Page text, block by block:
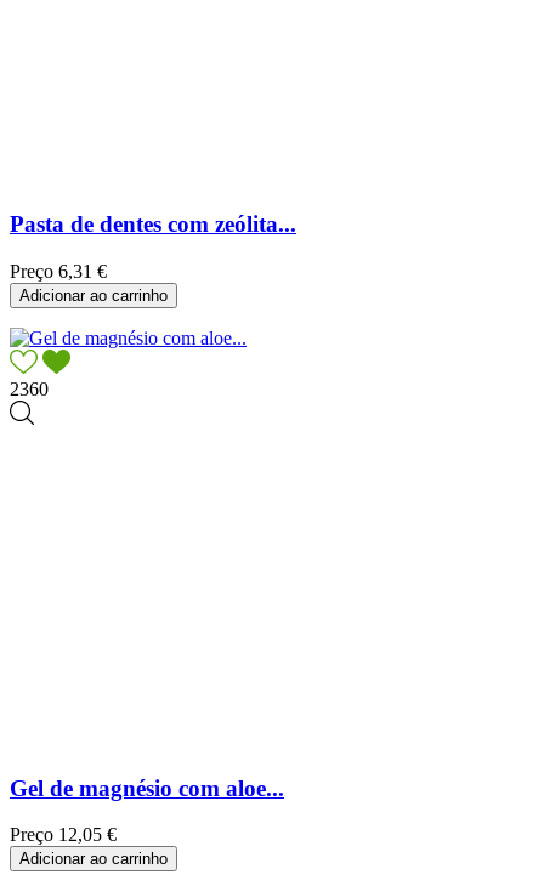
Pasta de dentes com zeólita...
Preço 6,31 €
Adicionar ao carrinho
2360
Gel de magnésio com aloe...
Preço 12,05 €
Adicionar ao carrinho